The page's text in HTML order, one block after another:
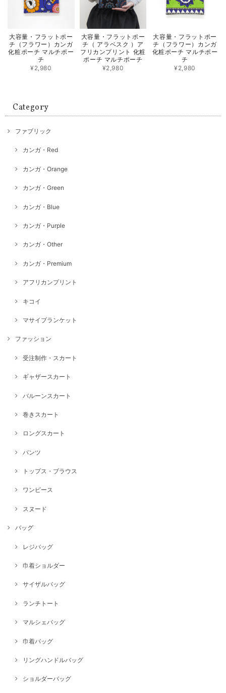
大容量・フラットポー
チ（フラワー）カンガ
化粧ポーチ マルチポー
チ
¥2,980
大容量・フラットポー
チ（ アラベスク ）ア
フリカンプリント 化粧
ポーチ マルチポーチ
¥2,980
大容量・フラットポー
チ（フラワー）カンガ
化粧ポーチ マルチポー
チ
¥2,980
Category
ファブリック
カンガ・Red
カンガ・Orange
カンガ・Green
カンガ・Blue
カンガ・Purple
カンガ・Other
カンガ・Premium
アフリカンプリント
キコイ
マサイブランケット
ファッション
受注制作・スカート
ギャザースカート
バルーンスカート
巻きスカート
ロングスカート
パンツ
トップス・ブラウス
ワンピース
スヌード
バッグ
レジバッグ
巾着ショルダー
サイザルバッグ
ランチトート
マルシェバッグ
巾着バッグ
リングハンドルバッグ
ショルダーバッグ